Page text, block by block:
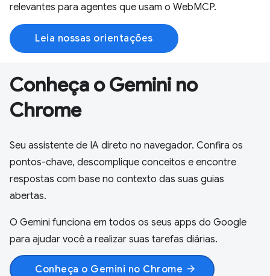
relevantes para agentes que usam o WebMCP.
Leia nossas orientações
Conheça o Gemini no
Chrome
Seu assistente de IA direto no navegador. Confira os
pontos-chave, descomplique conceitos e encontre
respostas com base no contexto das suas guias
abertas.
O Gemini funciona em todos os seus apps do Google
para ajudar você a realizar suas tarefas diárias.
Conheça o Gemini no Chrome arrow_forward